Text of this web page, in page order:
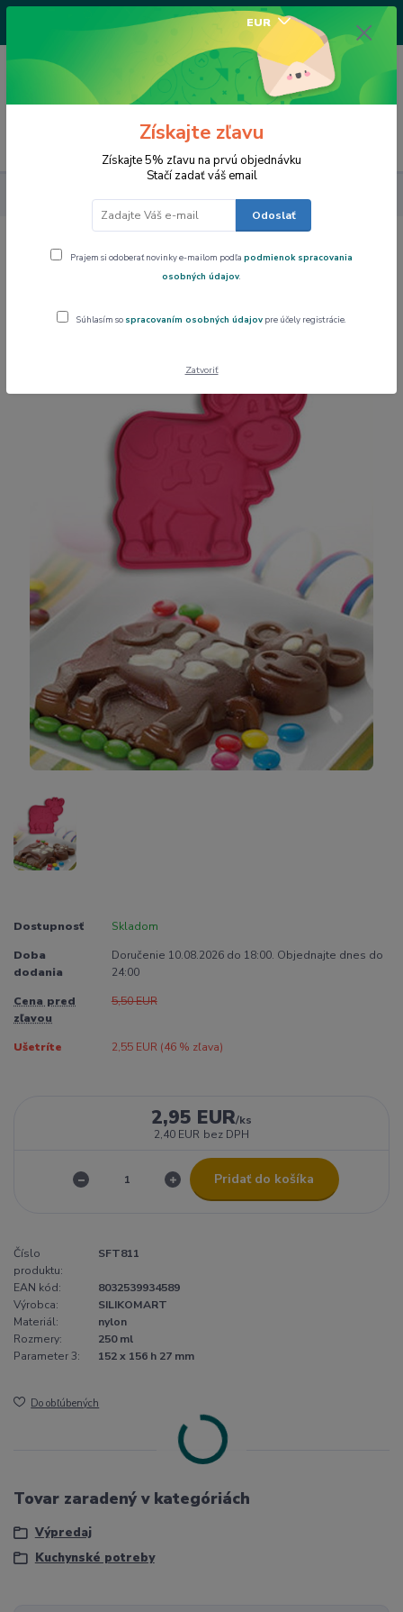
EUR
/Po-Pi 9-17 hod/
0,00 EUR
Silikomart forma na pečenie KRAVIČKA
Silikomart forma na pečenie
Dostupnosť Skladom
Doba
dodania
Doručenie 10.08.2026 do 18:00. Objednajte dnes do
24:00
Cena pred
zľavou
5,50 EUR
Ušetríte 2,55 EUR (46% zľava)
2,95 EUR/ks
2,40 EUR bez DPH
Pridať do košíka
Číslo
produktu:
SFT811
EAN kód:
8032539934589
Výrobca:
SILIKOMART
Materiál:
nylon
Rozmery:
250 ml
Parameter 3:
152 x 156 h 27 mm
Do obľúbených
Tovar zaradený v kategóriách
Výpredaj
Kuchynské potreby
Získajte zľavu
Získajte 5% zľavu na prvú objednávku
Stačí zadať váš email
Odoslať
Prajem si odoberať novinky e-mailom podľa podmienok spracovania
osobných údajov.
Súhlasím so spracovaním osobných údajov pre účely registrácie.
Zatvoriť